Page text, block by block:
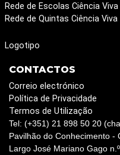
Rede de Escolas Ciência Viva
Rede de Quintas Ciência Viva
Logotipo
CONTACTOS
Correio electrónico
Política de Privacidade
Termos de Utilização
Tel: (+351) 21 898 50 20
Pavilhão do Conhecimento -
Largo José Mariano Gago